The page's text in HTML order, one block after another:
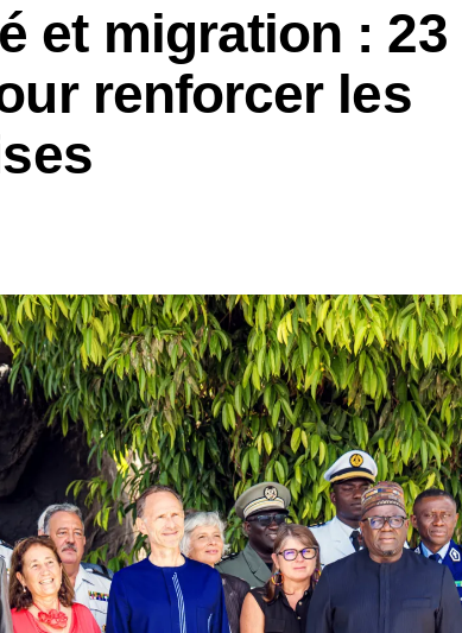
et migration : 23
renforcer les